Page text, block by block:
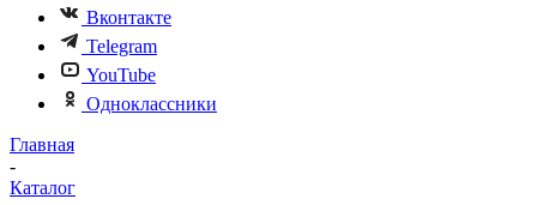
Вконтакте
Telegram
YouTube
Одноклассники
Главная
-
Каталог